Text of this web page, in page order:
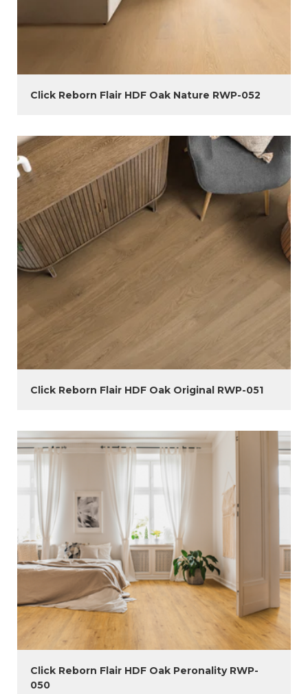
Click Reborn Flair HDF Oak Nature RWP-052
Click Reborn Flair HDF Oak Original RWP-051
Click Reborn Flair HDF Oak Peronality RWP-
050